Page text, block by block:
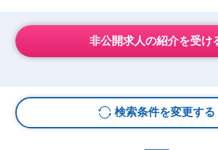
非公開求人の紹介を受け
検索条件を変更する